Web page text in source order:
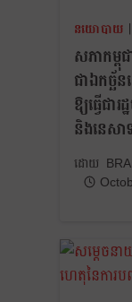
នយោបាយ |
សភាកម្ពុ
ជាឯកច្ឆ័
ឱ្យធ្វើជា
និងនេស